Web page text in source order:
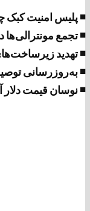
◾ پلیس امنیت کبک
◾ تجمع
◾ تهدید
◾ به‌روزرسانی
◾ نوسان قیمت دلار